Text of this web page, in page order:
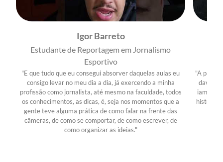
Igor Barreto
Estudante de Reportagem em Jornalismo
Esportivo
"E que tudo que eu consegui absorver daquelas aulas eu
consigo levar no meu dia a dia, já exercendo a minha
profissão como jornalista, até mesmo na faculdade, todos
os conhecimentos, as dicas, é, seja nos momentos que a
gente teve alguma prática de como falar na frente das
câmeras, de como se comportar, de como escrever, de
como organizar as ideias."
"A parte
davam
iam
histórias